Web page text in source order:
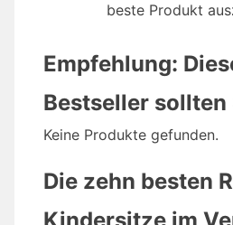
beste Produkt
Empfehlung:
Bestseller sollten
Keine Produkte gefunden.
Die zehn besten